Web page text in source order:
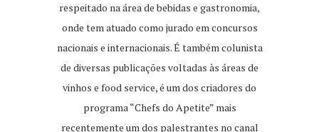
respeitado na área de bebidas e gastronomia,
onde tem atuado como jurado em concursos
nacionais e internacionais. É também colunista
de diversas publicações voltadas às áreas de
vinhos e food service, é um dos criadores do
programa “Chefs do Apetite” mais
recentemente um dos palestrantes no canal